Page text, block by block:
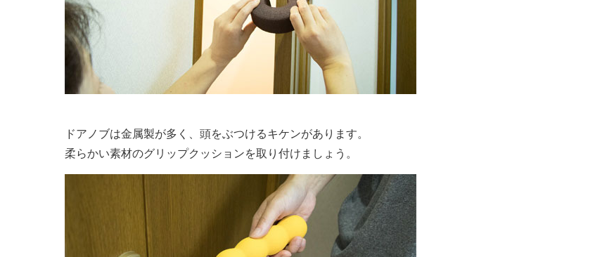
ドアノブは金属製が多く、頭をぶつけるキケンがあります。
柔らかい素材のグリップクッションを取り付けましょう。